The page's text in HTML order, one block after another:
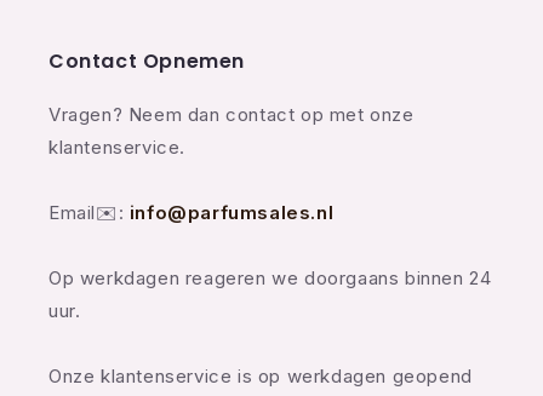
Contact Opnemen
Vragen? Neem dan contact op met onze
klantenservice.
Email✉️: info@parfumsales.nl
Op werkdagen reageren we doorgaans binnen 24
uur.
Onze klantenservice is op werkdagen geopend